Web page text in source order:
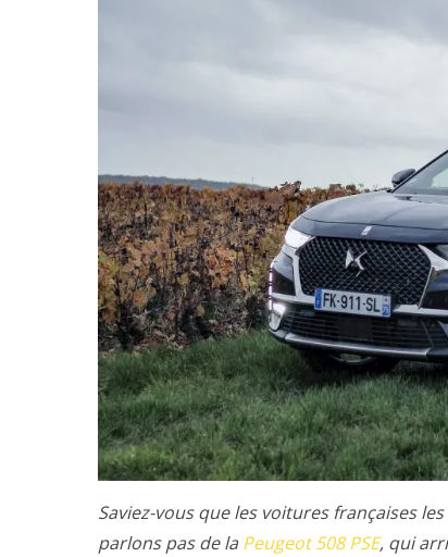
Saviez-vous que les voitures françaises
parlons pas de la Peugeot 508 PSE, qui